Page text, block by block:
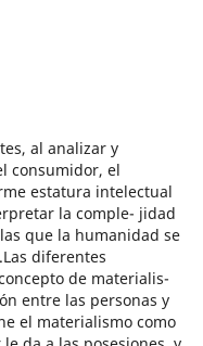
al analizar y
consumidor, el
estatura intelectual
la comple- jidad
que la humanidad se
diferentes
de materialis-
entre las personas y
el materialismo como